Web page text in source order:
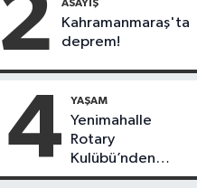
2 ASAYIŞ
Kahramanmaraş'ta
deprem!
4 YAŞAM
Yenimahalle
Rotary
Kulübü’nden
anlamlı çevre